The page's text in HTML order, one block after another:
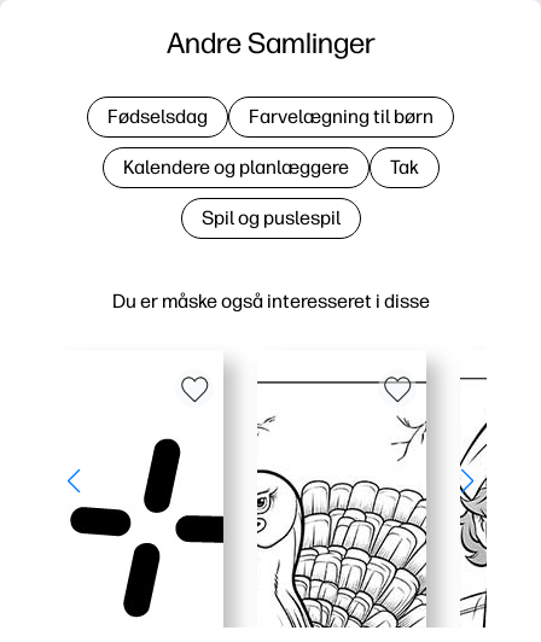
Du er måske også interesseret i disse
Andre Samlinger
Fødselsdag Farvelægning til børn
Kalendere og planlæggere Tak
Spil og puslespil